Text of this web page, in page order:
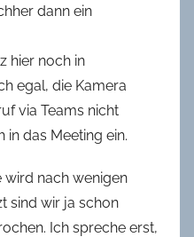
dann ein
hier noch in
egal, die Kamera
via Teams nicht
in das Meeting ein.
wird nach wenigen
sind wir ja schon
Ich spreche erst,